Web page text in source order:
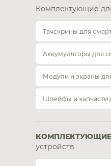
Комплектующие
Тачскрины для
Аккумуляторы для
Модули и экраны
Шлейфы и запчасти
КОМПЛЕКТУЮЩИЕ
устройств